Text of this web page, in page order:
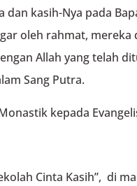
dan kasih-Nya pada
oleh rahmat, mereka
Allah yang telah
Sang Putra.
kepada
Cinta Kasih”, di